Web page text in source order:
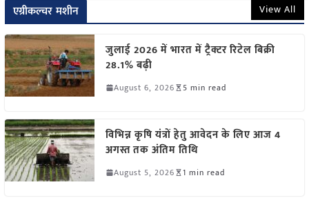
एग्रीकल्चर मशीन View All
जुलाई 2026 में भारत में ट्रैक्टर रिटेल बिक्री
28.1% बढ़ी
August 6, 2026 5 min read
विभिन्न कृषि यंत्रों हेतु आवेदन के लिए आज 4
अगस्त तक अंतिम तिथि
August 5, 2026 1 min read